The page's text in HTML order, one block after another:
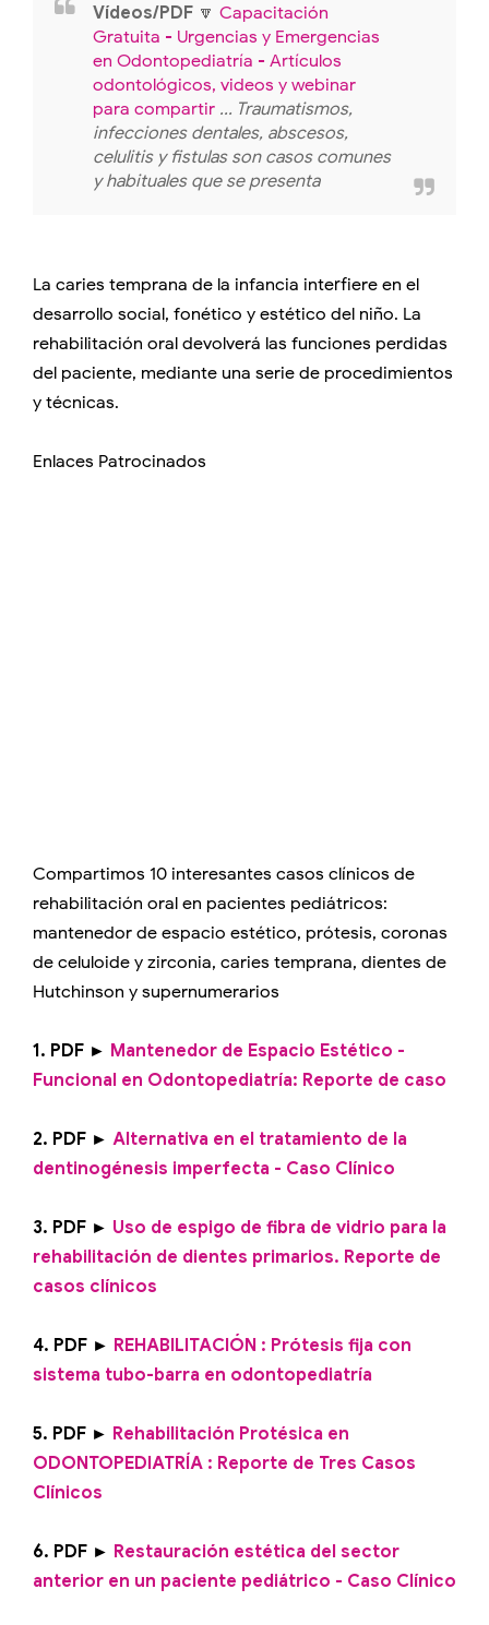
Vídeos/PDF 🔽 Capacitación
Gratuita - Urgencias y Emergencias
en Odontopediatría - Artículos
odontológicos, videos y webinar
para compartir ... Traumatismos,
infecciones dentales, abscesos,
celulitis y fistulas son casos comunes
y habituales que se presenta
La caries temprana de la infancia interfiere en el
desarrollo social, fonético y estético del niño. La
rehabilitación oral devolverá las funciones perdidas
del paciente, mediante una serie de procedimientos
y técnicas.
Enlaces Patrocinados
Compartimos 10 interesantes casos clínicos de
rehabilitación oral en pacientes pediátricos:
mantenedor de espacio estético, prótesis, coronas
de celuloide y zirconia, caries temprana, dientes de
Hutchinson y supernumerarios
1. PDF ► Mantenedor de Espacio Estético -
Funcional en Odontopediatría: Reporte de caso
2. PDF ► Alternativa en el tratamiento de la
dentinogénesis imperfecta - Caso Clínico
3. PDF ► Uso de espigo de fibra de vidrio para la
rehabilitación de dientes primarios. Reporte de
casos clínicos
4. PDF ► REHABILITACIÓN : Prótesis fija con
sistema tubo-barra en odontopediatría
5. PDF ► Rehabilitación Protésica en
ODONTOPEDIATRÍA : Reporte de Tres Casos
Clínicos
6. PDF ► Restauración estética del sector
anterior en un paciente pediátrico - Caso Clínico